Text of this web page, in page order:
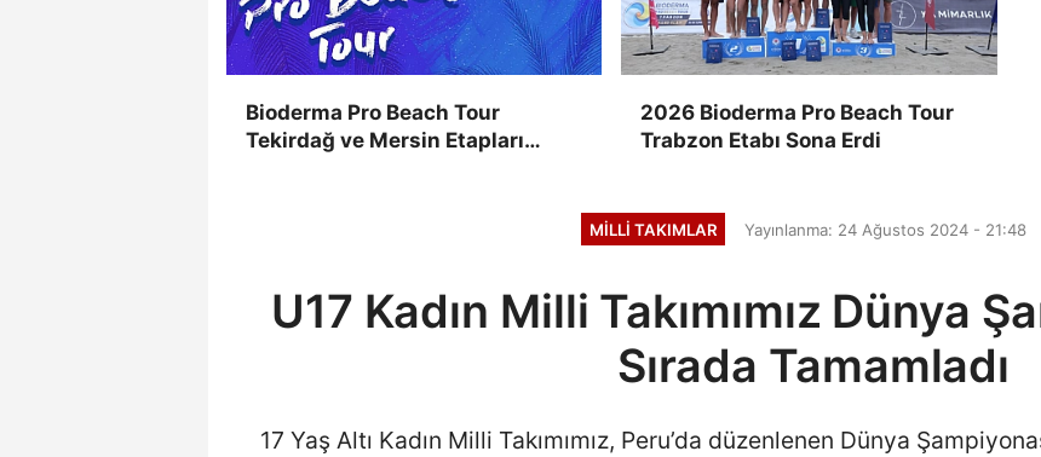
Bioderma Pro Beach Tour
Tekirdağ ve Mersin Etapları
2026 Bioderma Pro Beach Tour
Trabzon Etabı Sona Erdi
MILLI TAKIMLAR Yayınlanma: 24 Ağustos 2024 - 21:48
U17 Kadın Milli Takımımız Dünya
Sırada Tamamladı
17 Yaş Altı Kadın Milli Takımımız, Peru’da düzenlenen Dünya